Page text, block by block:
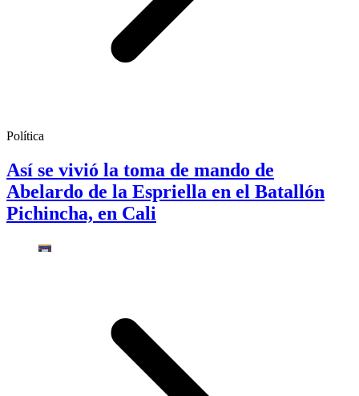
Política
Así se vivió la toma de mando de
Abelardo de la Espriella en el Batallón
Pichincha, en Cali